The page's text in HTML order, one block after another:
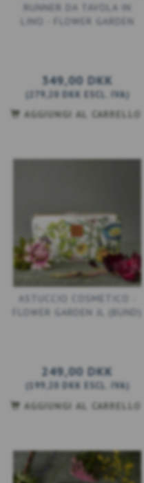
RUNNER DA TAVOLA IN
LINO - FLOWER GARDEN
349,00 DKK
( 279,20 DKK ESCL. IVA
AGGIUNGI AL CARRELLO
ASTUCCIO COSMETICO -
FLOWER GARDEN JL (BUND)
249,00 DKK
( 199,20 DKK ESCL. IVA
AGGIUNGI AL CARRELLO